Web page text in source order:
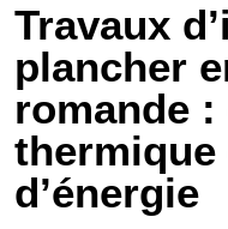
Travaux
plancher
romande
thermique
d’énergie